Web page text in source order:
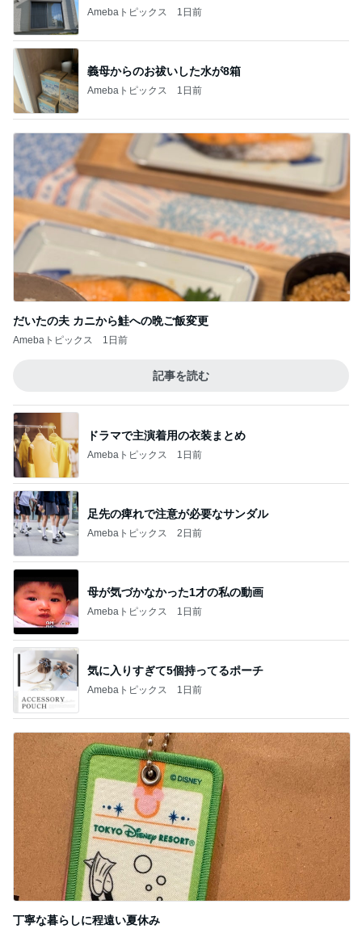
Amebaトピックス 1日前
義母からのお祓いした水が8箱
Amebaトピックス 1日前
だいたの夫 カニから鮭への晩ご飯変更
Amebaトピックス 1日前
記事を読む
ドラマで主演着用の衣装まとめ
Amebaトピックス 1日前
足先の痺れで注意が必要なサンダル
Amebaトピックス 2日前
母が気づかなかった1才の私の動画
Amebaトピックス 1日前
気に入りすぎて5個持ってるポーチ
Amebaトピックス 1日前
丁寧な暮らしに程遠い夏休み